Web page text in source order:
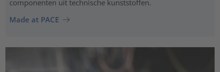
componenten uit technische kunststoffen.
Made at PACE